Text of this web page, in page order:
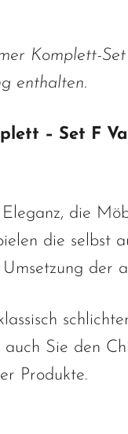
Komplett-
enthalten.
– Set F
die
die selbst
der
auch Sie den
Produkte.